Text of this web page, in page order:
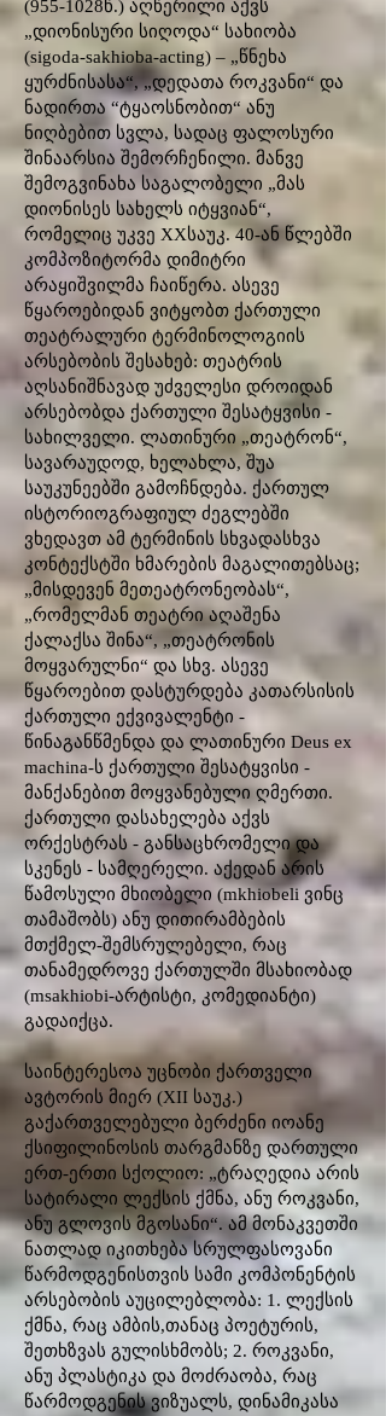
(955-1028წ.) აღწერილი აქვს
„დიონისური სიღოდა“ სახიობა
(sigoda-sakhioba-acting) – „წნეხა
ყურძნისასა“, „დედათა როკვანი“ და
ნადირთა “ტყაოსნობით“ ანუ
ნიღბებით სვლა, სადაც ფალოსური
შინაარსია შემორჩენილი. მანვე
შემოგვინახა საგალობელი „მას
დიონისეს სახელს იტყვიან“,
რომელიც უკვე XXსაუკ. 40-ან წლებში
კომპოზიტორმა დიმიტრი
არაყიშვილმა ჩაიწერა. ასევე
წყაროებიდან ვიტყობთ ქართული
თეატრალური ტერმინოლოგიის
არსებობის შესახებ: თეატრის
აღსანიშნავად უძველესი დროიდან
არსებობდა ქართული შესატყვისი -
სახილველი. ლათინური „თეატრონ“,
სავარაუდოდ, ხელახლა, შუა
საუკუნეებში გამოჩნდება. ქართულ
ისტორიოგრაფიულ ძეგლებში
ვხედავთ ამ ტერმინის სხვადასხვა
კონტექსტში ხმარების მაგალითებსაც;
„მისდევენ მეთეატრონეობას“,
„რომელმან თეატრი აღაშენა
ქალაქსა შინა“, „თეატრონის
მოყვარულნი“ და სხვ. ასევე
წყაროებით დასტურდება კათარსისის
ქართული ექვივალენტი -
წინაგანწმენდა და ლათინური Deus ex
machina-ს ქართული შესატყვისი -
მანქანებით მოყვანებული ღმერთი.
ქართული დასახელება აქვს
ორქესტრას - განსაცხრომელი და
სკენეს - სამღერელი. აქედან არის
წამოსული მხიობელი (mkhiobeli ვინც
თამაშობს) ანუ დითირამბების
მთქმელ-შემსრულებელი, რაც
თანამედროვე ქართულში მსახიობად
(msakhiobi-არტისტი, კომედიანტი)
გადაიქცა.
საინტერესოა უცნობი ქართველი
ავტორის მიერ (XII საუკ.)
გაქართველებული ბერძენი იოანე
ქსიფილინოსის თარგმანზე დართული
ერთ-ერთი სქოლიო: „ტრაღედია არის
სატირალი ლექსის ქმნა, ანუ როკვანი,
ანუ გლოვის მგოსანი“. ამ მონაკვეთში
ნათლად იკითხება სრულფასოვანი
წარმოდგენისთვის სამი კომპონენტის
არსებობის აუცილებლობა: 1. ლექსის
ქმნა, რაც ამბის,თანაც პოეტურის,
შეთხზვას გულისხმობს; 2. როკვანი,
ანუ პლასტიკა და მოძრაობა, რაც
წარმოდგენის ვიზუალს, დინამიკასა